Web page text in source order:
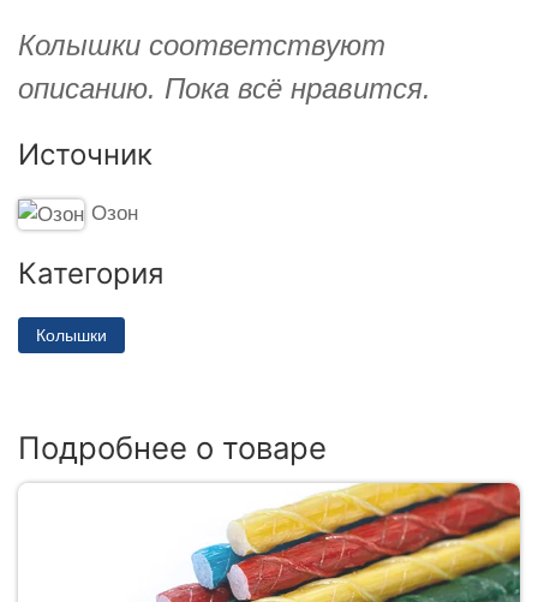
Колышки соответствуют
описанию. Пока всё нравится.
Источник
Озон
Категория
Колышки
Подробнее о товаре